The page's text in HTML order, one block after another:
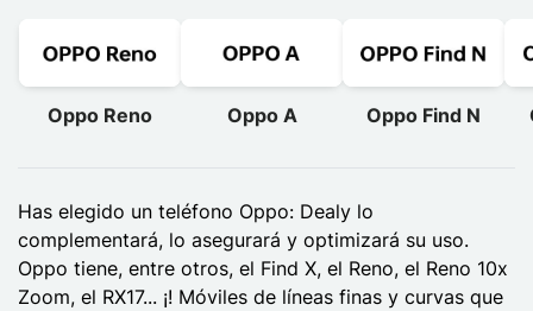
Oppo Reno Oppo A Oppo Find N
Has elegido un teléfono Oppo: Dealy lo
complementará, lo asegurará y optimizará su uso.
Oppo tiene, entre otros, el Find X, el Reno, el Reno 10x
Zoom, el RX17... ¡! Móviles de líneas finas y curvas que